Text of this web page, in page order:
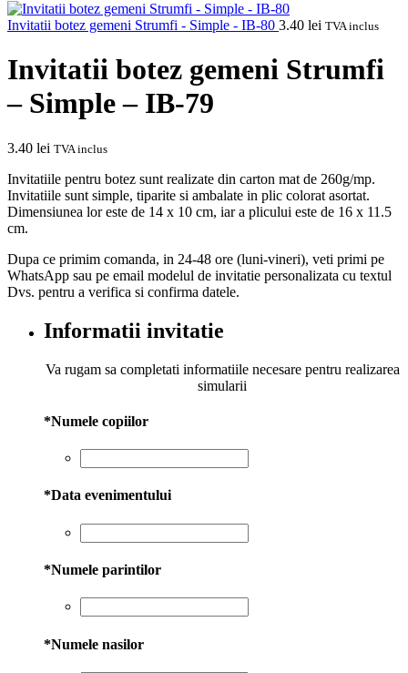
Invitatii botez gemeni Strumfi - Simple - IB-80 3.40 lei TVA inclus
Invitatii botez gemeni Strumfi
– Simple – IB-79
3.40 lei TVA inclus
Invitatiile pentru botez sunt realizate din carton mat de 260g/mp.
Invitatiile sunt simple, tiparite si ambalate in plic colorat asortat.
Dimensiunea lor este de 14 x 10 cm, iar a plicului este de 16 x 11.5
cm.
Dupa ce primim comanda, in 24-48 ore (luni-vineri), veti primi pe
WhatsApp sau pe email modelul de invitatie personalizata cu textul
Dvs. pentru a verifica si confirma datele.
Informatii invitatie
Va rugam sa completati informatiile necesare pentru realizarea
simularii
*Numele copiilor
*Data evenimentului
*Numele parintilor
*Numele nasilor